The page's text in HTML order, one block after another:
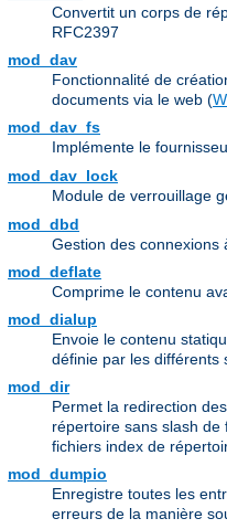
Convertit un corps de
RFC2397
mod_dav
Fonctionnalité de
documents via le web (
mod_dav_fs
Implémente le
mod_dav_lock
Module de verrouillage
mod_dbd
Gestion des connexions
mod_deflate
Comprime le contenu
mod_dialup
Envoie le contenu
définie par les différents
mod_dir
Permet la redirection
répertoire sans slash
fichiers index de
mod_dumpio
Enregistre toutes les
erreurs de la manière